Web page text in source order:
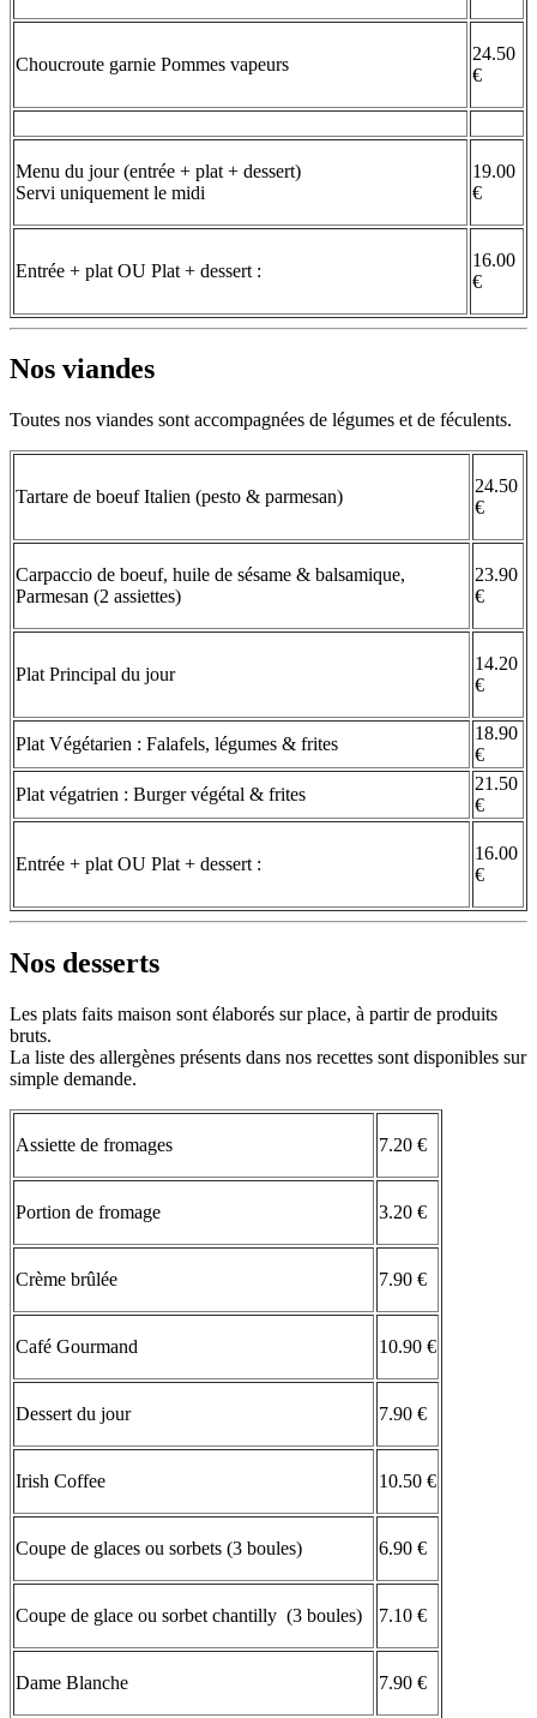
Choucroute garnie Pommes vapeurs
24.50
€
Menu du jour (entrée + plat + dessert)
Servi uniquement le midi
19.00
€
Entrée + plat OU Plat + dessert :
16.00
€
Nos viandes
Toutes nos viandes sont accompagnées de légumes et de féculents.
Tartare de boeuf Italien (pesto & parmesan)
24.50
€
Carpaccio de boeuf, huile de sésame & balsamique,
Parmesan (2 assiettes)
23.90
€
Plat Principal du jour
14.20
€
Plat Végétarien : Falafels, légumes & frites
18.90
€
Plat végatrien : Burger végétal & frites
21.50
€
Entrée + plat OU Plat + dessert :
16.00
€
Nos desserts
Les plats faits maison sont élaborés sur place, à partir de produits
bruts.
La liste des allergènes présents dans nos recettes sont disponibles sur
simple demande.
Assiette de fromages 7.20 €
Portion de fromage 3.20 €
Crème brûlée 7.90 €
Café Gourmand 10.90 €
Dessert du jour 7.90 €
Irish Coffee 10.50 €
Coupe de glaces ou sorbets (3 boules) 6.90 €
Coupe de glace ou sorbet chantilly (3 boules) 7.10 €
Dame Blanche 7.90 €